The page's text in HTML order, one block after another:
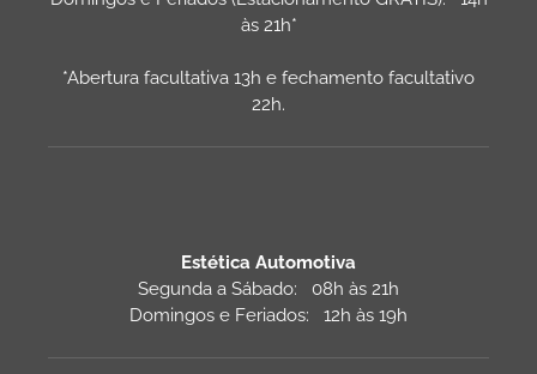
às 21h*
*Abertura facultativa 13h e fechamento facultativo
22h.
Estética Automotiva
Segunda a Sábado: 08h às 21h
Domingos e Feriados: 12h às 19h